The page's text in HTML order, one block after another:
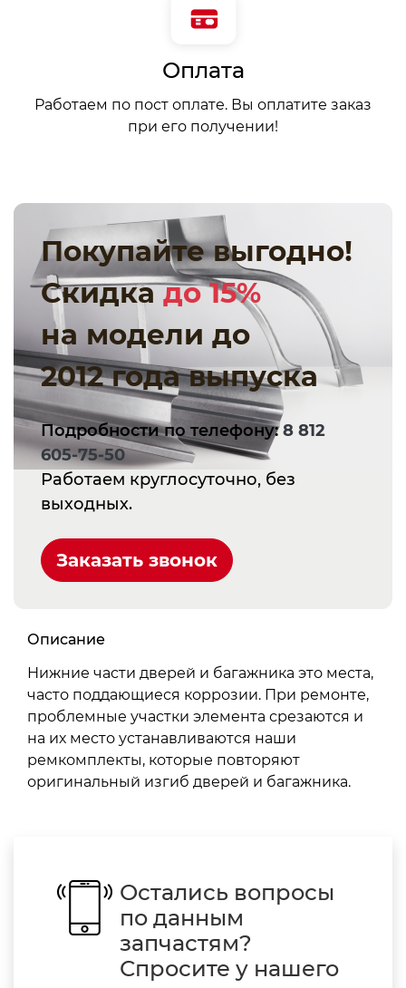
Оплата
Работаем по пост оплате. Вы оплатите заказ
при его получении!
Покупайте выгодно!
Скидкадо 15%
на модели до
2012 года выпуска
Подробности по телефону:8 812
605-75-50
Работаем круглосуточно, без
выходных.
Заказать звонок
Описание
Нижние части дверей и багажника это места,
часто поддающиеся коррозии. При ремонте,
проблемные участки элемента срезаются и
на их место устанавливаются наши
ремкомплекты, которые повторяют
оригинальный изгиб дверей и багажника.
Остались вопросы
по данным
запчастям?
Спросите у нашего